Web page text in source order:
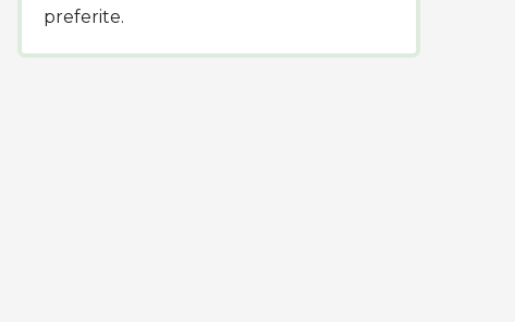
preferite.